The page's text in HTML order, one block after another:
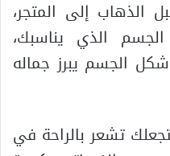
الذهاب إلى المتجر،
الذي يناسبك،
الجسم يبرز جماله
تشعر بالراحة في